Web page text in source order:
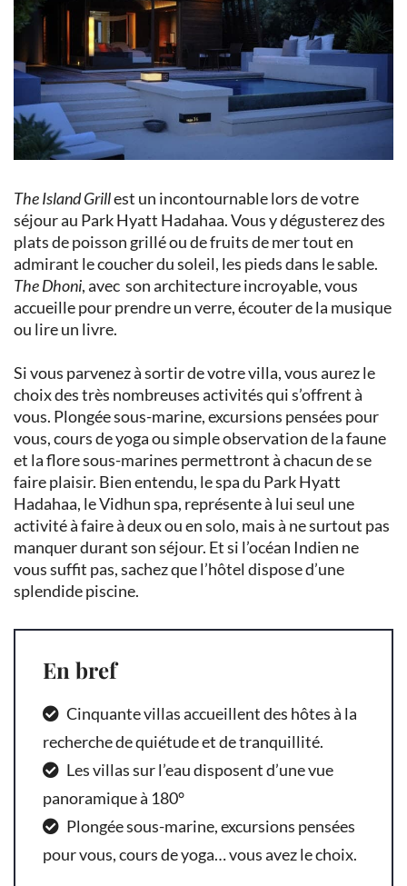
The Island Grillest un incontournable lors de votre
séjour au Park Hyatt Hadahaa. Vous y dégusterez des
plats de poisson grillé ou de fruits de mer tout en
admirant le coucher du soleil, les pieds dans le sable.
The Dhoni, avec son architecture incroyable, vous
accueille pour prendre un verre, écouter de la musique
ou lire un livre.
Si vous parvenez à sortir de votre villa, vous aurez le
choix des très nombreuses activités qui s’offrent à
vous. Plongée sous-marine, excursions pensées pour
vous, cours de yoga ou simple observation de la faune
et la flore sous-marines permettront à chacun de se
faire plaisir. Bien entendu, le spa du Park Hyatt
Hadahaa, le Vidhun spa, représente à lui seul une
activité à faire à deux ou en solo, mais à ne surtout pas
manquer durant son séjour. Et si l’océan Indien ne
vous suffit pas, sachez que l’hôtel dispose d’une
splendide piscine.
En bref
Cinquante villas accueillent des hôtes à la
recherche de quiétude et de tranquillité.
Les villas sur l’eau disposent d’une vue
panoramique à 180°
Plongée sous-marine, excursions pensées
pour vous, cours de yoga… vous avez le choix.